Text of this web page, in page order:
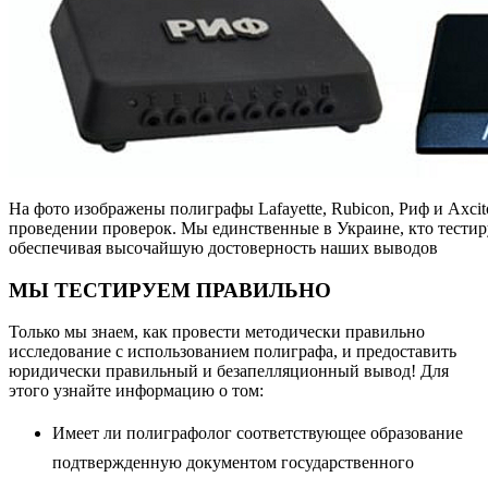
На фото изображены полиграфы Lafayette, Rubicon, Риф и
проведении проверок. Мы единственные в Украине, кто
обеспечивая высочайшую достоверность наших выводов
МЫ ТЕСТИРУЕМ ПРАВИЛЬНО
Только мы знаем, как провести методически правильно
исследование с использованием полиграфа, и предоставить
юридически правильный и безапелляционный вывод! Для
этого узнайте информацию о том:
Имеет ли полиграфолог соответствующее образование
подтвержденную документом государственного